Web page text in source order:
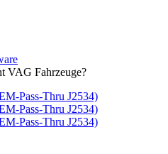
VAG Fahrzeuge?